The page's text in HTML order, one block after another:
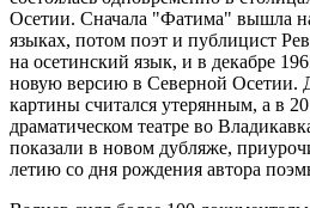
Осетии. Сначала "Фатима" вышла
языках, потом поэт и публицист
на осетинский язык, и в декабре
новую версию в Северной Осетии.
картины считался утерянным, а в
драматическом театре во
показали в новом дубляже,
летию со дня рождения автора